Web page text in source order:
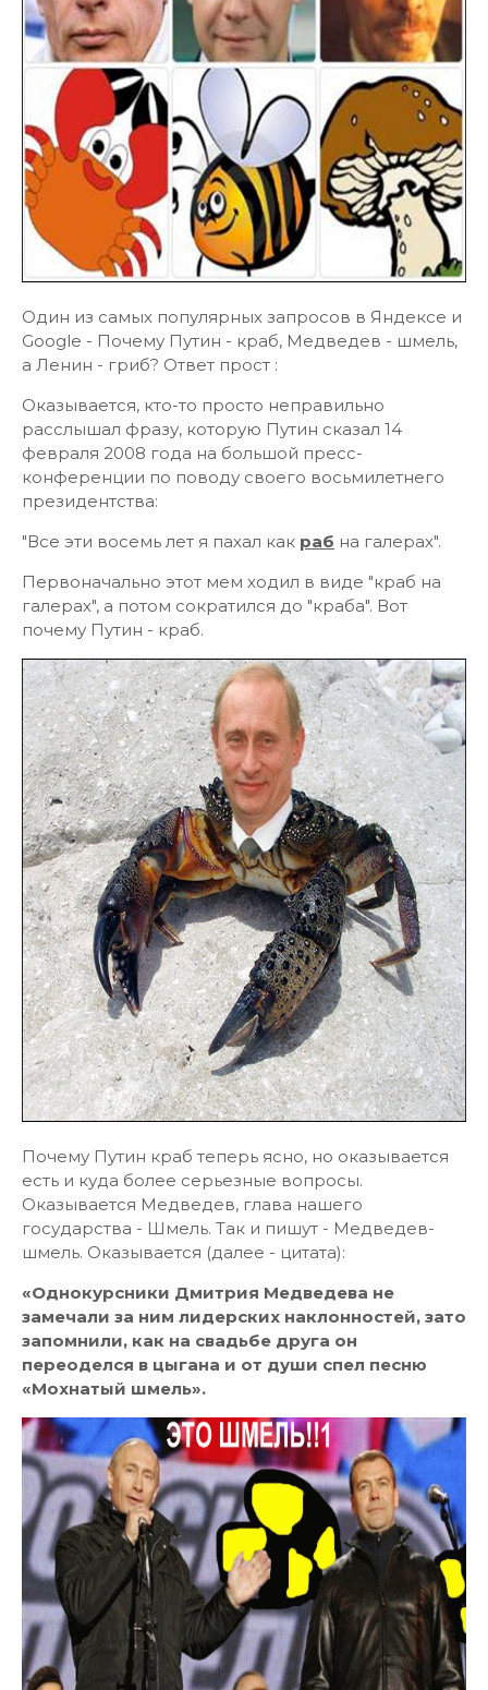
Один из самых популярных запросов в Яндексе и
Google - Почему Путин - краб, Медведев - шмель,
а Ленин - гриб? Ответ прост :
Оказывается, кто-то просто неправильно
расслышал фразу, которую Путин сказал 14
февраля 2008 года на большой пресс-
конференции по поводу своего восьмилетнего
президентства:
"Все эти восемь лет я пахал как раб на галерах".
Первоначально этот мем ходил в виде "краб на
галерах", а потом сократился до "краба". Вот
почему Путин - краб.
Почему Путин краб теперь ясно, но оказывается
есть и куда более серьезные вопросы.
Оказывается Медведев, глава нашего
государства - Шмель. Так и пишут - Медведев-
шмель. Оказывается (далее - цитата):
«Однокурсники Дмитрия Медведева не
замечали за ним лидерских наклонностей, зато
запомнили, как на свадьбе друга он
переоделся в цыгана и от души спел песню
«Мохнатый шмель».